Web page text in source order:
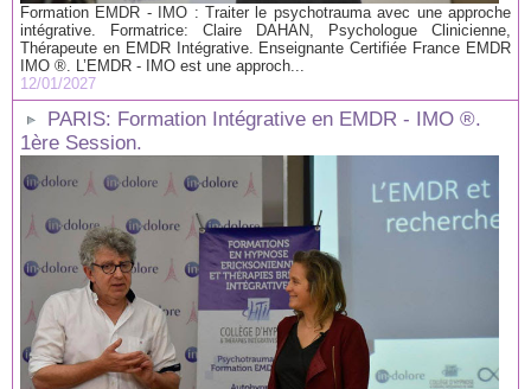
Formation EMDR - IMO : Traiter le psychotrauma avec une approche
intégrative. Formatrice: Claire DAHAN, Psychologue Clinicienne,
Thérapeute en EMDR Intégrative. Enseignante Certifiée France EMDR
IMO ®. L’EMDR - IMO est une approch...
12/01/2027
PARIS: Formation Intégrative en EMDR - IMO ®.
1ère Session.